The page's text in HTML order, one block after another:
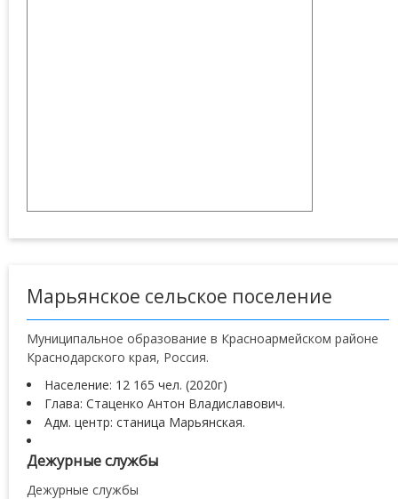
Марьянское сельское поселение
Муниципальное образование в Красноармейском районе
Краснодарского края, Россия.
Население: 12 165 чел. (2020г)
Глава: Стаценко Антон Владиславович.
Адм. центр: станица Марьянская.
Дежурные службы
Дежурные службы